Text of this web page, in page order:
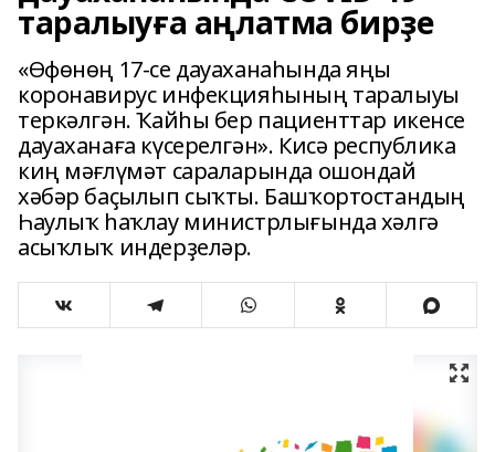
таралыуға аңлатма бирҙе
«Өфөнөң 17-се дауаханаһында яңы
коронавирус инфекцияһының таралыуы
теркәлгән. Ҡайһы бер пациенттар икенсе
дауаханаға күсерелгән». Кисә республика
киң мәғлүмәт сараларында ошондай
хәбәр баҫылып сыҡты. Башҡортостандың
Һаулыҡ һаҡлау министрлығында хәлгә
асыҡлыҡ индерҙеләр.